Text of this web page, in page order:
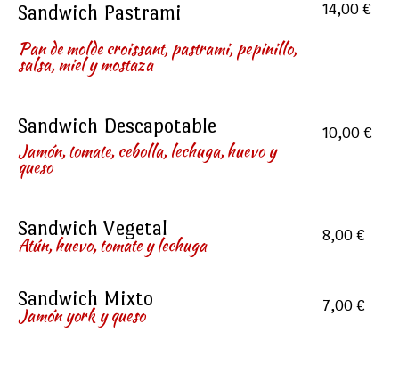
Sandwich Pastrami
Pan de molde croissant, pastrami, pepinillo,
salsa, miel y mostaza
14,00 €
Sandwich Descapotable
Jamón, tomate, cebolla, lechuga, huevo y
queso
10,00 €
Sandwich Vegetal
Atún, huevo, tomate y lechuga 8,00 €
Sandwich Mixto
Jamón york y queso 7,00 €